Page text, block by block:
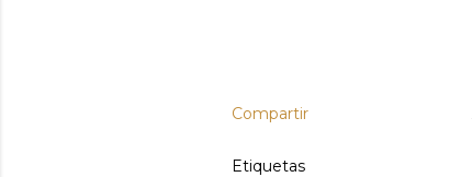
Compartir
Etiquetas